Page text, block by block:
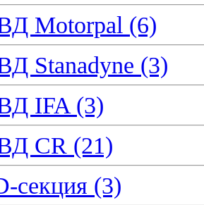
Motorpal (6)
Stanadyne (3)
IFA (3)
CR (21)
секция (3)